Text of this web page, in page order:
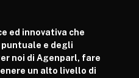
ed innovativa che
e degli
noi di Agenparl, fare
un alto livello di